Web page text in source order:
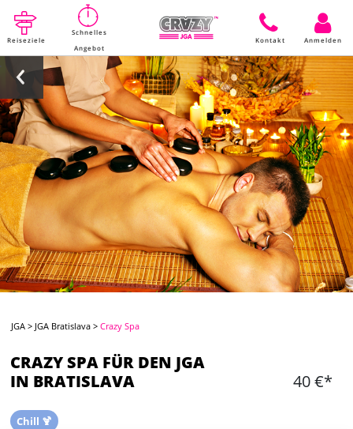
Reiseziele
Schnelles
Angebot
Kontakt Anmelden
JGA > JGA Bratislava >Crazy Spa
CRAZY SPA FÜR DEN JGA
IN BRATISLAVA
40 €*
Chill 🍹